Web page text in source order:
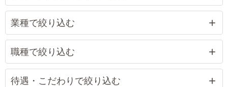
業種で絞り込む
職種で絞り込む
待遇・こだわりで絞り込む